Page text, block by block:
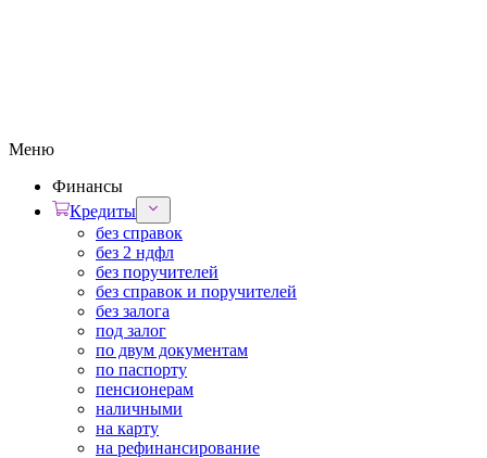
Меню
Финансы
Кредиты
без справок
без 2 ндфл
без поручителей
без справок и поручителей
без залога
под залог
по двум документам
по паспорту
пенсионерам
наличными
на карту
на рефинансирование